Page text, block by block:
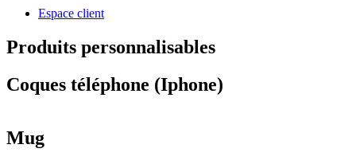
Espace client
Produits personnalisables
Coques téléphone (Iphone)
Mug